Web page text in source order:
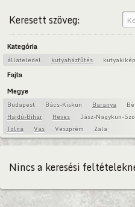
Keresett szöveg:
Kategória
állateledel kutyaházfűtés
Fajta
Megye
Budapest Bács-Kiskun Baranya
Hajdú-Bihar
Heves Jász-Nagykun-
Tolna
Vas Veszprém Zala
Nincs a keresési